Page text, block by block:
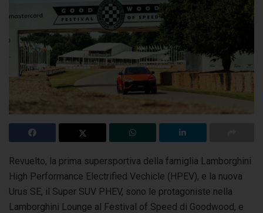
Revuelto, la prima supersportiva della famiglia Lamborghini
High Performance Electrified Vechicle (HPEV), e la nuova
Urus SE, il Super SUV PHEV, sono le protagoniste nella
Lamborghini Lounge al Festival of Speed di Goodwood, e